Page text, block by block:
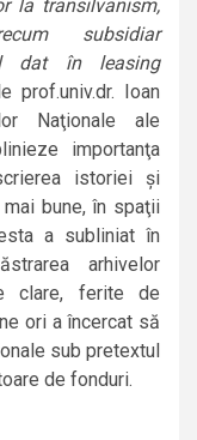
la transilvanism,
subsidiar
dat în leasing
prof.univ.dr. Ioan
Naţionale ale
importanţa
istoriei şi
bune, în spaţii
a subliniat în
arhivelor
clare, ferite de
ori a încercat să
sub pretextul
de fonduri.